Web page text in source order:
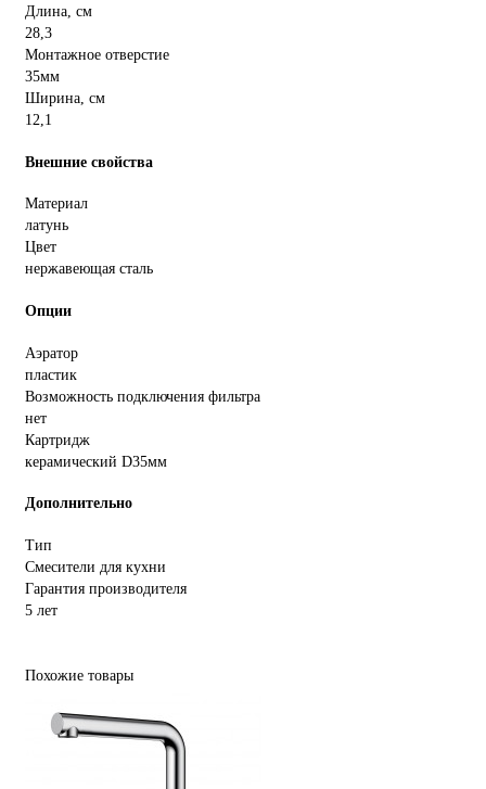
Длина, см
28,3
Монтажное отверстие
35мм
Ширина, см
12,1
Внешние свойства
Материал
латунь
Цвет
нержавеющая сталь
Опции
Аэратор
пластик
Возможность подключения фильтра
нет
Картридж
керамический D35мм
Дополнительно
Тип
Смесители для кухни
Гарантия производителя
5 лет
Похожие товары